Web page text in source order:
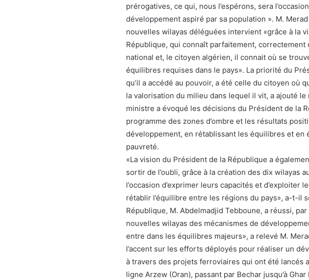
prérogatives, ce qui, nous l’espérons, sera
développement aspiré par sa population ». M.
nouvelles wilayas déléguées intervient «grâce à la
République, qui connaît parfaitement,
national et, le citoyen algérien, il connait où se
équilibres requises dans le pays». La priorité du
qu’il a accédé au pouvoir, a été celle du citoyen où
la valorisation du milieu dans lequel il vit, a ajouté
ministre a évoqué les décisions du Président de la
programme des zones d’ombre et les résultats
développement, en rétablissant les équilibres et en
pauvreté.
«La vision du Président de la République a
sortir de l’oubli, grâce à la création des dix wilayas
l’occasion d’exprimer leurs capacités et
rétablir l’équilibre entre les régions du pays», a-t-il
République, M. Abdelmadjid Tebboune, a réussi,
nouvelles wilayas des mécanismes de
entre dans les équilibres majeurs», a relevé M.
l’accent sur les efforts déployés pour réaliser un
à travers des projets ferroviaires qui ont été lancés
ligne Arzew (Oran), passant par Bechar jusqu’à